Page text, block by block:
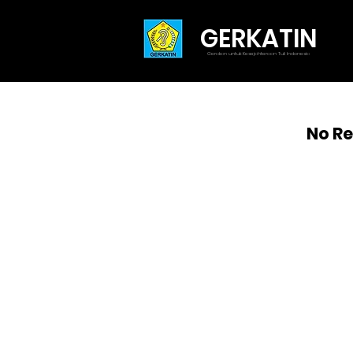
GERKATIN
Gerakan untuk Kesejahteraan Tuli Indonesia
No